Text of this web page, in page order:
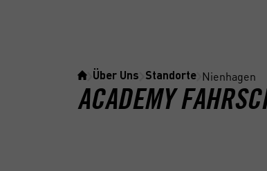
Über Uns Standorte Nienhagen
ACADEMY